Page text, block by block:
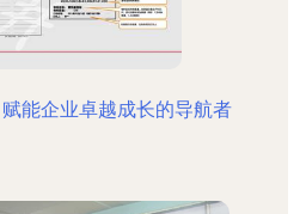
能企业卓越成长的导航者